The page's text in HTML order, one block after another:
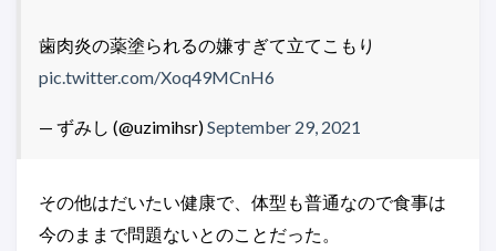
歯肉炎の薬塗られるの嫌すぎて立てこもり
pic.twitter.com/Xoq49MCnH6
— ずみし (@uzimihsr)September 29, 2021
その他はだいたい健康で、体型も普通なので食事は
今のままで問題ないとのことだった。